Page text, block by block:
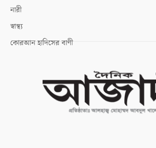
নারী
স্বাস্থ্য
কোরআন হাদিসের বাণী